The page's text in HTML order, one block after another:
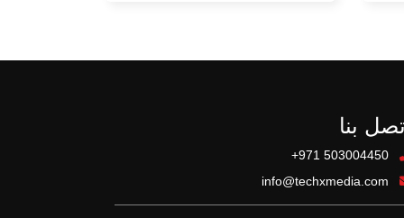
بنا
+971 503004450
info@techxmedia.com